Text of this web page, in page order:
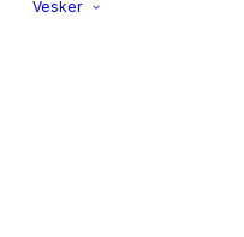
Vesker